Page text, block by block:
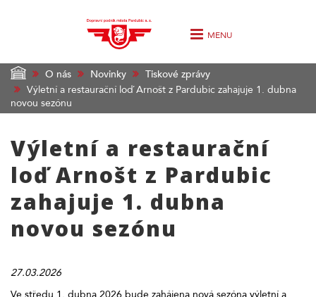
MENU
O nás Novinky
Tiskové zprávy
Výletní a restaurační loď Arnošt z Pardubic zahajuje 1. dubna
novou sezónu
Výletní a restaurační
loď Arnošt z Pardubic
zahajuje 1. dubna
novou sezónu
27.03.2026